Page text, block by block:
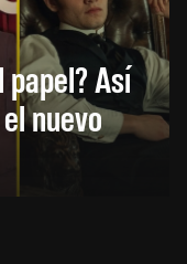
papel? Así
nuevo